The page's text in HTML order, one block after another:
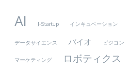
AI J-Startup インキュベーション
データサイエンス バイオ ビジコン
マーケティング ロボティクス